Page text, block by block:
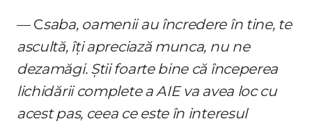
— Csaba, oamenii au încredere în tine, te
ascultă, îți apreciază munca, nu ne
dezamăgi. Știi foarte bine că începerea
lichidării complete a AIE va avea loc cu
acest pas, ceea ce este în interesul